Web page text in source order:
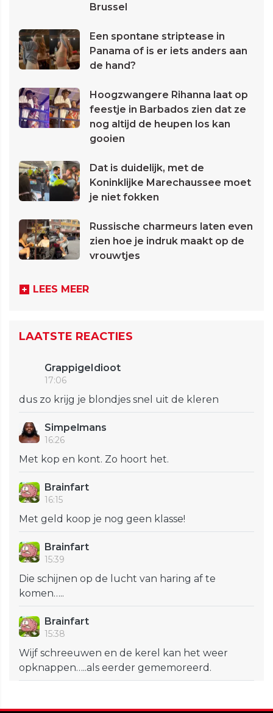
Brussel
Een spontane striptease in
Panama of is er iets anders aan
de hand?
Hoogzwangere Rihanna laat op
feestje in Barbados zien dat ze
nog altijd de heupen los kan
gooien
Dat is duidelijk, met de
Koninklijke Marechaussee moet
je niet fokken
Russische charmeurs laten even
zien hoe je indruk maakt op de
vrouwtjes
LEES MEER
LAATSTE REACTIES
GrappigeIdioot
17:06
dus zo krijg je blondjes snel uit de kleren
Simpelmans
16:26
Met kop en kont. Zo hoort het.
Brainfart
16:15
Met geld koop je nog geen klasse!
Brainfart
15:39
Die schijnen op de lucht van haring af te
komen…..
Brainfart
15:38
Wijf schreeuwen en de kerel kan het weer
opknappen…..als eerder gememoreerd.